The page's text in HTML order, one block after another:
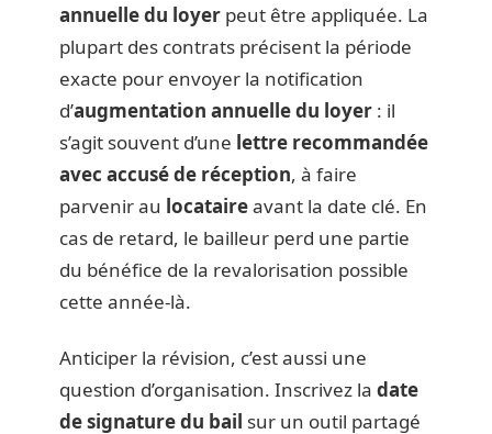
annuelle du loyer peut être appliquée. La
plupart des contrats précisent la période
exacte pour envoyer la notification
d’augmentation annuelle du loyer : il
s’agit souvent d’une lettre recommandée
avec accusé de réception, à faire
parvenir au locataireavant la date clé. En
cas de retard, le bailleur perd une partie
du bénéfice de la revalorisation possible
cette année-là.
Anticiper la révision, c’est aussi une
question d’organisation. Inscrivez la date
de signature du bail sur un outil partagé